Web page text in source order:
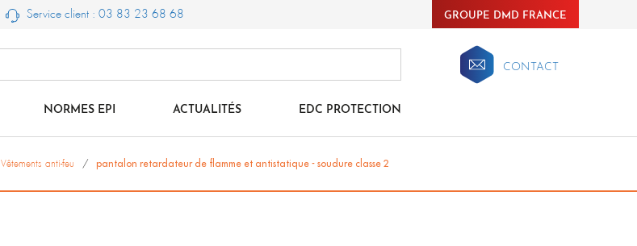
Service client : 03 83 23 68 68 GROUPE DMD FRANCE
CONTACT
NORMES EPI ACTUALITÉS EDC PROTECTION
Vêtements anti-feu pantalon retardateur de flamme et antistatique - soudure classe 2